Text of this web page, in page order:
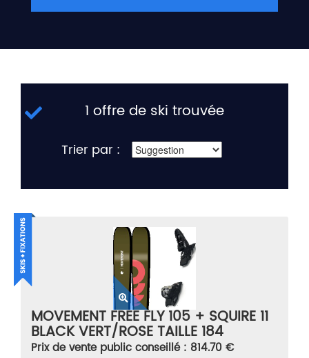
1 offre de ski trouvée
Trier par :
MOVEMENT FREE FLY 105 + SQUIRE 11
BLACK VERT/ROSE TAILLE 184
Prix de vente public conseillé : 814.70 €